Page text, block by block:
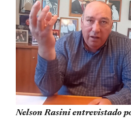
Nelson Rasini entrevistado